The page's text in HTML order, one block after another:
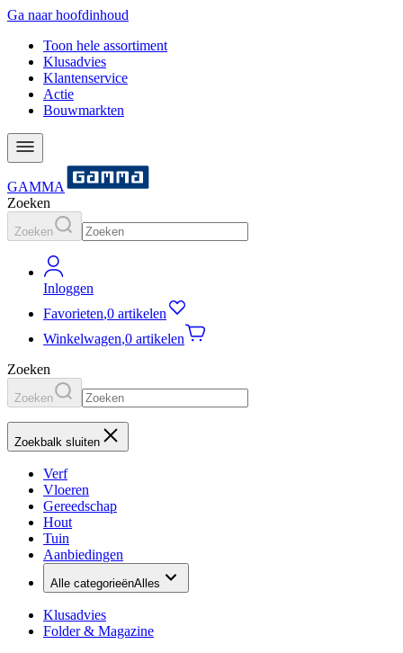
Ga naar hoofdinhoud
Toon hele assortiment
Klusadvies
Klantenservice
Actie
Bouwmarkten
GAMMA
Zoeken
Zoeken
Inloggen
Favorieten,0 artikelen
Winkelwagen,0 artikelen
Zoeken
Zoeken
Zoekbalk sluiten
Verf
Vloeren
Gereedschap
Hout
Tuin
Aanbiedingen
Alle categorieënAlles
Klusadvies
Folder & Magazine